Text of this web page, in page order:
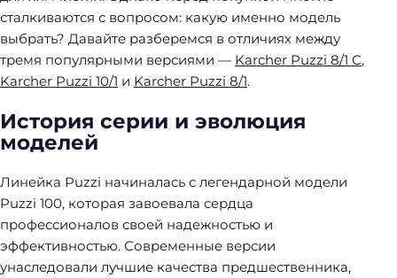
сталкиваются с вопросом: какую именно модель
выбрать? Давайте разберемся в отличиях между
тремя популярными версиями — Karcher Puzzi 8/1 C,
Karcher Puzzi 10/1 и Karcher Puzzi 8/1.
История серии и эволюция
моделей
Линейка Puzzi начиналась с легендарной модели
Puzzi 100, которая завоевала сердца
профессионалов своей надежностью и
эффективностью. Современные версии
унаследовали лучшие качества предшественника,